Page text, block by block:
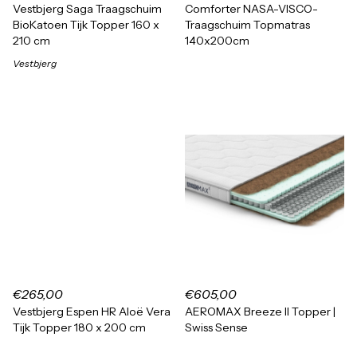
Vestbjerg Saga Traagschuim
BioKatoen Tijk Topper 160 x
210 cm
Vestbjerg
Comforter NASA-VISCO-
Traagschuim Topmatras
140x200cm
€265,00
Vestbjerg Espen HR Aloë Vera
Tijk Topper 180 x 200 cm
€605,00
AEROMAX Breeze II Topper |
Swiss Sense